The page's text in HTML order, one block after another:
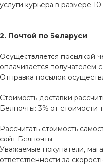
услуги курьера в размере 10
2. Почтой по Беларуси
Осуществляется посылкой
оплачивается получателем
Отправка посылок
Стоимость доставки
Белпочты: 3% от стоимости
Рассчитать стоимость
сайт Белпочты
Уважаемые покупатели,
ответственности за